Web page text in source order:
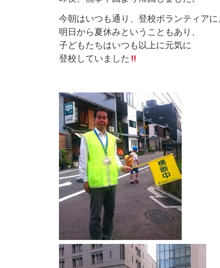
今朝はいつも通り、登校ボランティアに
明日から夏休みということもあり、
子どもたちはいつも以上に元気に
登校していました